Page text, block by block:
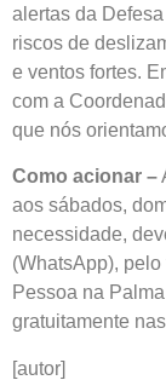
alertas da
riscos de
e ventos fortes.
com a
que nós
Como acionar –
aos sábados,
necessidade,
(WhatsApp),
Pessoa na
gratuitamente
[autor]